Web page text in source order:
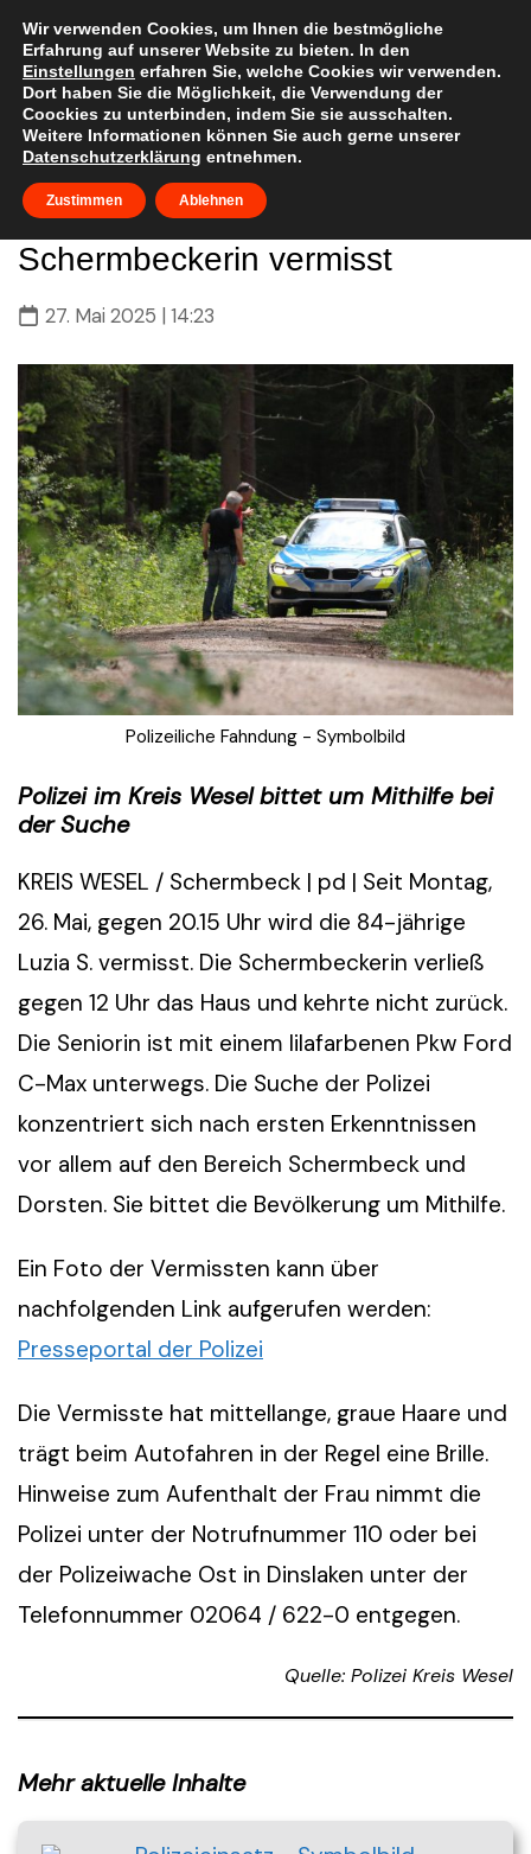
content
Öffentlichkeitsfahndung aus dem
Nachbarkreis – 84-jährige
Schermbeckerin vermisst
27. Mai 2025 | 14:23
Polizeiliche Fahndung - Symbolbild
Polizei im Kreis Wesel bittet um Mithilfe bei
der Suche
KREIS WESEL / Schermbeck | pd | Seit Montag,
26. Mai, gegen 20.15 Uhr wird die 84-jährige
Luzia S. vermisst. Die Schermbeckerin verließ
gegen 12 Uhr das Haus und kehrte nicht zurück.
Die Seniorin ist mit einem lilafarbenen Pkw Ford
C-Max unterwegs. Die Suche der Polizei
konzentriert sich nach ersten Erkenntnissen
vor allem auf den Bereich Schermbeck und
Dorsten. Sie bittet die Bevölkerung um Mithilfe.
Ein Foto der Vermissten kann über
nachfolgenden Link aufgerufen werden:
Presseportal der Polizei
Die Vermisste hat mittellange, graue Haare und
trägt beim Autofahren in der Regel eine Brille.
Hinweise zum Aufenthalt der Frau nimmt die
Polizei unter der Notrufnummer 110 oder bei
der Polizeiwache Ost in Dinslaken unter der
Telefonnummer 02064 / 622-0 entgegen.
Quelle: Polizei Kreis Wesel
Mehr aktuelle Inhalte
Wir verwenden Cookies, um Ihnen die bestmögliche
Erfahrung auf unserer Website zu bieten. In den
Einstellungen erfahren Sie, welche Cookies wir verwenden.
Dort haben Sie die Möglichkeit, die Verwendung der
Coockies zu unterbinden, indem Sie sie ausschalten.
Weitere Informationen können Sie auch gerne unserer
Datenschutzerklärung entnehmen.
Zustimmen Ablehnen